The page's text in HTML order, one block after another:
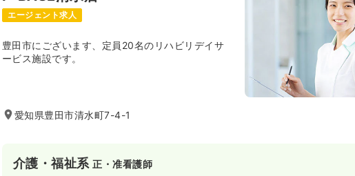
エージェント求人
豊田市にございます、定員20名のリハビリデイサ
ービス施設です。
愛知県豊田市清水町7-4-1
介護・福祉系正・准看護師